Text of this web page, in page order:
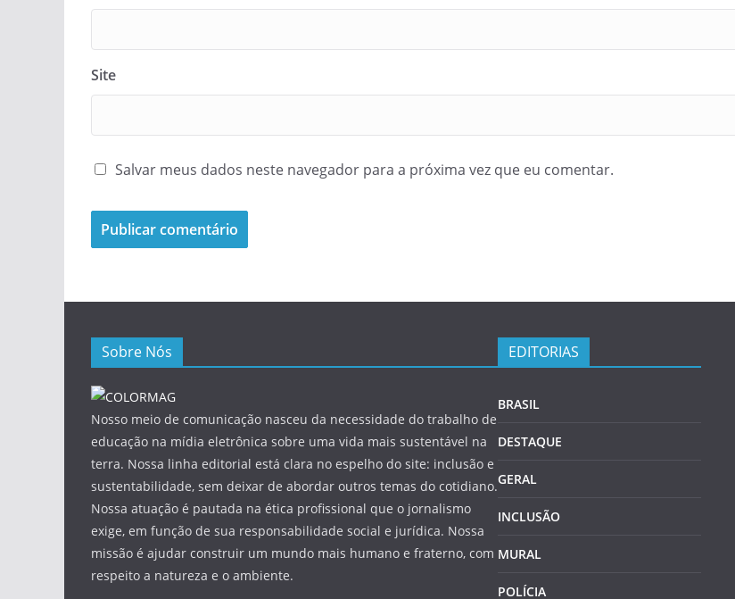
Site
Salvar meus dados neste navegador para a próxima vez que eu comentar.
Sobre Nós
Nosso meio de comunicação nasceu da necessidade do trabalho de
educação na mídia eletrônica sobre uma vida mais sustentável na
terra. Nossa linha editorial está clara no espelho do site: inclusão e
sustentabilidade, sem deixar de abordar outros temas do cotidiano.
Nossa atuação é pautada na ética profissional que o jornalismo
exige, em função de sua responsabilidade social e jurídica. Nossa
missão é ajudar construir um mundo mais humano e fraterno, com
respeito a natureza e o ambiente.
EDITORIAS
BRASIL
DESTAQUE
GERAL
INCLUSÃO
MURAL
POLÍCIA